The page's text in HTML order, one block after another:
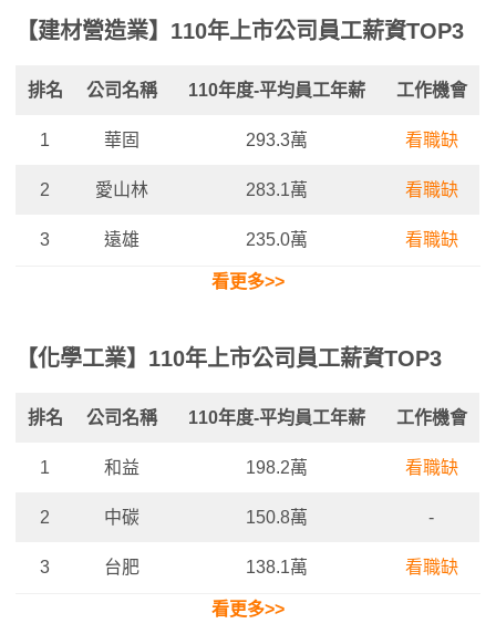
【建材營造業】110年上市公司員工薪資TOP3
排名 公司名稱 110年度-平均員工年薪 工作機會
1 華固 293.3萬 看職缺
2 愛山林 283.1萬 看職缺
3 遠雄 235.0萬 看職缺
看更多>>
【化學工業】110年上市公司員工薪資TOP3
排名 公司名稱 110年度-平均員工年薪 工作機會
1 和益 198.2萬 看職缺
2 中碳 150.8萬 -
3 台肥 138.1萬 看職缺
看更多>>